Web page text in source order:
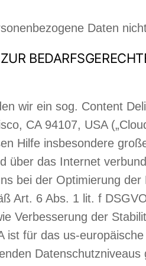
Daten
wir ein sog. Content
CA 94107, USA
Hilfe insbesondere
über das Internet
bei der Optimierung
Art. 6 Abs. 1 lit. f
Verbesserung der
ist für das us-
Datenschutzniveaus